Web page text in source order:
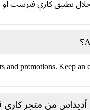
خلال تطبيق كاري فيرست
and promotions. Keep
أديداس من متجر